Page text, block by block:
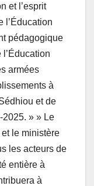
et l’esprit
l’Éducation
pédagogique
armées
à
et de
2025. » » Le
le ministère
les acteurs de
entière à
à